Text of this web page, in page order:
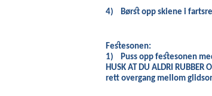
4) Børst opp skiene i
Festesonen:
1)
Puss opp festesonen
HUSK AT DU ALDRI RUBBER
rett overgang mellom